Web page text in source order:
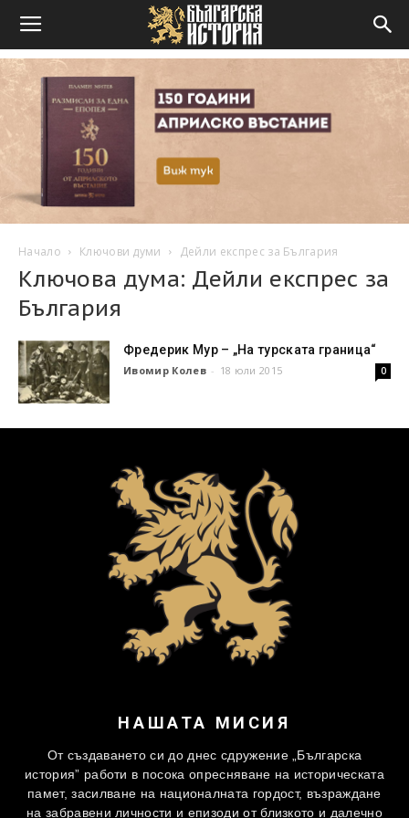
Начало Ключови думи Дейли експрес за България
Ключова дума: Дейли експрес за
България
Фредерик Мур – „На турската граница“
Ивомир Колев - 18 юли 2015 0
НАШАТА МИСИЯ
От създаването си до днес сдружение „Българска
история” работи в посока опресняване на историческата
памет, засилване на националната гордост, възраждане
на забравени личности и епизоди от близкото и далечно